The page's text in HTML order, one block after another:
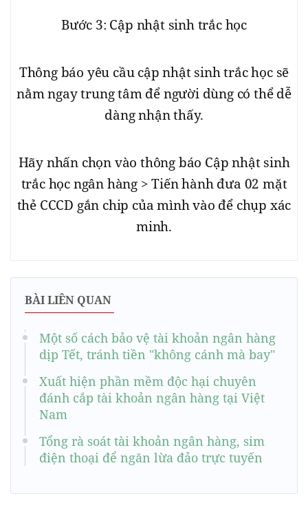
Bước 3: Cập nhật sinh trắc học
Thông báo yêu cầu cập nhật sinh trắc học sẽ
nằm ngay trung tâm để người dùng có thể dễ
dàng nhận thấy.
Hãy nhấn chọn vào thông báo Cập nhật sinh
trắc học ngân hàng > Tiến hành đưa 02 mặt
thẻ CCCD gắn chip của mình vào để chụp xác
minh.
BÀI LIÊN QUAN
Một số cách bảo vệ tài khoản ngân hàng
dịp Tết, tránh tiền "không cánh mà bay"
Xuất hiện phần mềm độc hại chuyên
đánh cắp tài khoản ngân hàng tại Việt
Nam
Tổng rà soát tài khoản ngân hàng, sim
điện thoại để ngăn lừa đảo trực tuyến